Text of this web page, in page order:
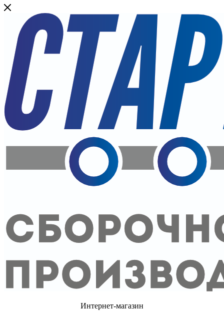
Интернет-магазин